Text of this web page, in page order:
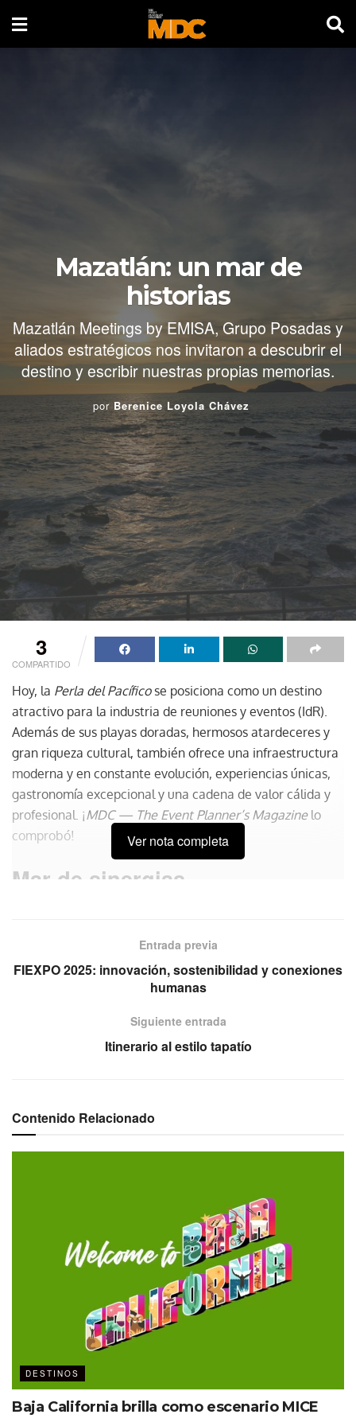
Mazatlán: un mar de
historias
Mazatlán Meetings by EMISA, Grupo Posadas y
aliados estratégicos nos invitaron a descubrir el
destino y escribir nuestras propias memorias.
por Berenice Loyola Chávez
3
COMPARTIDO
Hoy, la Perla del Pacíficose posiciona como un destino
atractivo para la industria de reuniones y eventos (IdR).
Además de sus playas doradas, hermosos atardeceres y
gran riqueza cultural, también ofrece una infraestructura
moderna y en constante evolución, experiencias únicas,
gastronomía excepcional y una cadena de valor cálida y
profesional. ¡MDC — The Event Planner’s Magazinelo
comprobó!
Mar de sinergias
el sector privado, quienes trabajan en conjunto para
mejorar la conectividad, la capacitación de los
prestadores de servicios y la promoción del destino en
ferias nacionales e internacionales.
Ver nota completa
Entrada previa
FIEXPO 2025: innovación, sostenibilidad y conexiones
humanas
Siguiente entrada
Itinerario al estilo tapatío
Contenido Relacionado
DESTINOS
Baja California brilla como escenario MICE